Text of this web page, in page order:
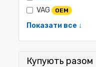
VAG
OEM
Показати все ↓
Купують разом